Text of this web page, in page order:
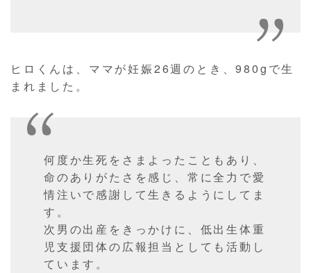
ヒロくんは、ママが妊娠26週のとき、980gで生
まれました。
何度か生死をさまよったこともあり、
命のありがたさを感じ、常に全力で愛
情注いで感謝して生きるようにしてま
す。
次男の出産をきっかけに、低出生体重
児支援団体の広報担当としても活動し
ています。